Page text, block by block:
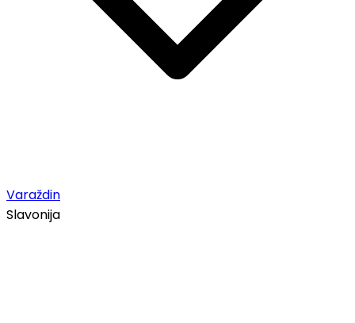
Varaždin
Slavonija